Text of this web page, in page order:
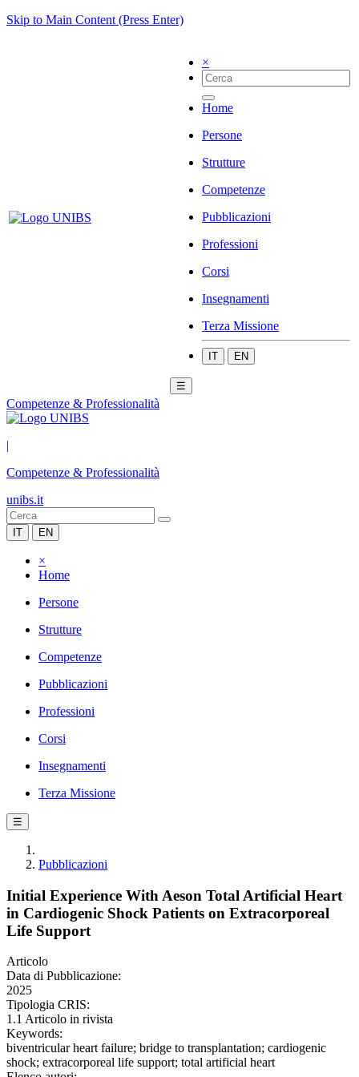
Skip to Main Content (Press Enter)
×
Home
Persone
Strutture
Competenze
Pubblicazioni
Professioni
Corsi
Insegnamenti
Terza Missione
IT EN
☰
Competenze & Professionalità
|
Competenze & Professionalità
unibs.it
IT EN
×
Home
Persone
Strutture
Competenze
Pubblicazioni
Professioni
Corsi
Insegnamenti
Terza Missione
☰
Pubblicazioni
Initial Experience With Aeson Total Artificial Heart
in Cardiogenic Shock Patients on Extracorporeal
Life Support
Articolo
Data di Pubblicazione:
2025
Tipologia CRIS:
1.1 Articolo in rivista
Keywords:
biventricular heart failure; bridge to transplantation; cardiogenic
shock; extracorporeal life support; total artificial heart